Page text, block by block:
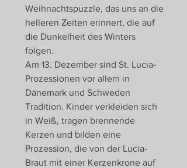
Weihnachtspuzzle, das uns an die
helleren Zeiten erinnert, die auf
die Dunkelheit des Winters
folgen.
Am 13. Dezember sind St. Lucia-
Prozessionen vor allem in
Dänemark und Schweden
Tradition. Kinder verkleiden sich
in Weiß, tragen brennende
Kerzen und bilden eine
Prozession, die von der Lucia-
Braut mit einer Kerzenkrone auf